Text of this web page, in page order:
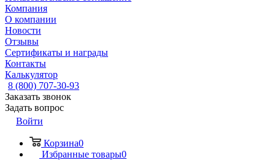
Компания
О компании
Новости
Отзывы
Сертификаты и награды
Контакты
Калькулятор
8 (800) 707-30-93
Заказать звонок
Задать вопрос
Войти
Корзина0
Избранные товары0